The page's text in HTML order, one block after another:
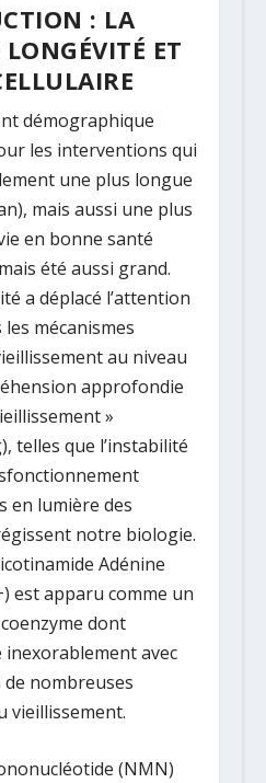
: LA
ET
démographique
les interventions qui
une plus longue
), mais aussi une plus
en bonne santé
été aussi grand.
a déplacé l’attention
mécanismes
au niveau
approfondie
»
), telles que l’instabilité
en lumière des
notre biologie.
Adénine
est apparu comme un
dont
inexorablement avec
de nombreuses
vieillissement.
(NMN)